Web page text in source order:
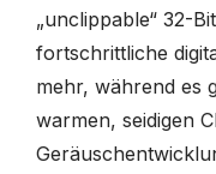
„unclippable“ 32-
fortschrittliche
mehr, während es
warmen, seidigen